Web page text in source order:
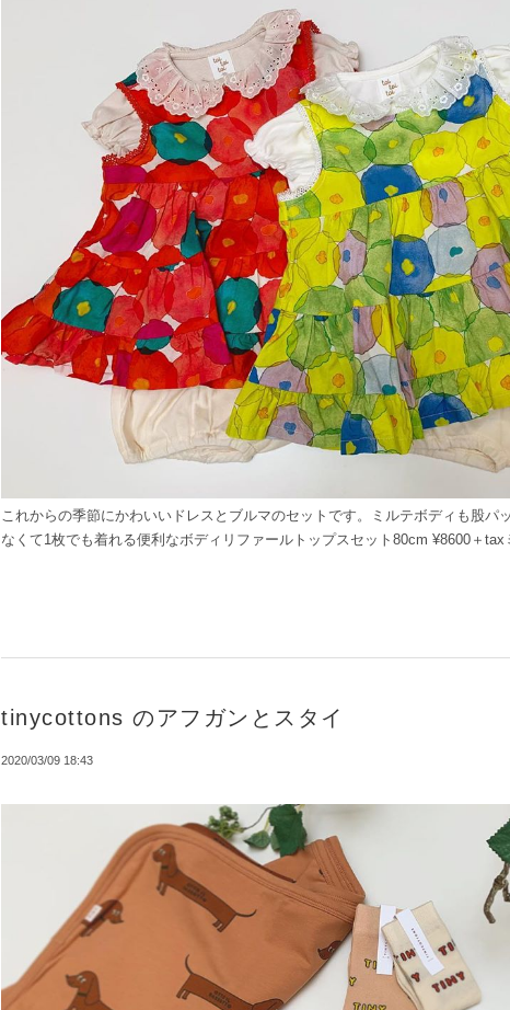
これからの季節にかわいいドレスとブルマのセットです。ミルテボディも股パ
なくて1枚でも着れる便利なボディリファールトップスセット80cm ¥8600＋tax
tinycottons のアフガンとスタイ
2020/03/09 18:43